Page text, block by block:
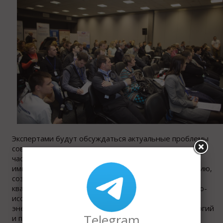
Экспертами будут обсуждаться актуальные проблемы
современного холодильного машиностроения, в
частности, средства противодействия
импортозависимости по холодильному оборудованию,
создание отраслевой системы профессиональных
квалификаций, меры поддержки профильных научно-
исследовательских разработок, внедрение
энергосберегающих и экологически чистых технологий
и прочие важные для отрасли вопросы.